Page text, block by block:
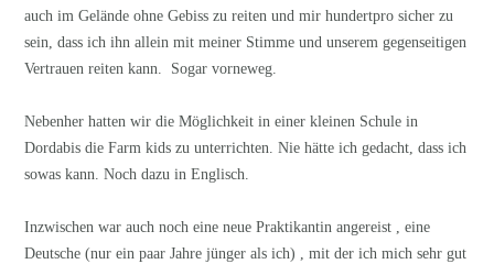
auch im Gelände ohne Gebiss zu reiten und mir hundertpro sicher zu
sein, dass ich ihn allein mit meiner Stimme und unserem gegenseitigen
Vertrauen reiten kann. Sogar vorneweg.
Nebenher hatten wir die Möglichkeit in einer kleinen Schule in
Dordabis die Farm kids zu unterrichten. Nie hätte ich gedacht, dass ich
sowas kann. Noch dazu in Englisch.
Inzwischen war auch noch eine neue Praktikantin angereist , eine
Deutsche (nur ein paar Jahre jünger als ich) , mit der ich mich sehr gut